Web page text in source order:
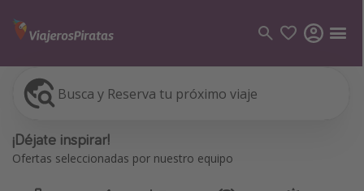
Busca y Reserva tu próximo viaje
¡Déjate inspirar!
Ofertas seleccionadas por nuestro equipo
Vacaciones
Vuelos